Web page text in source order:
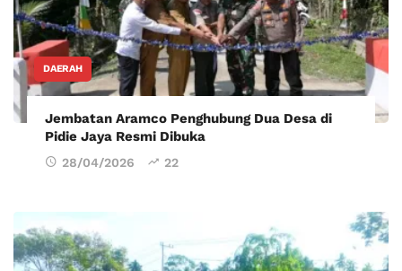
DAERAH
Jembatan Aramco Penghubung Dua Desa di
Pidie Jaya Resmi Dibuka
28/04/2026 22